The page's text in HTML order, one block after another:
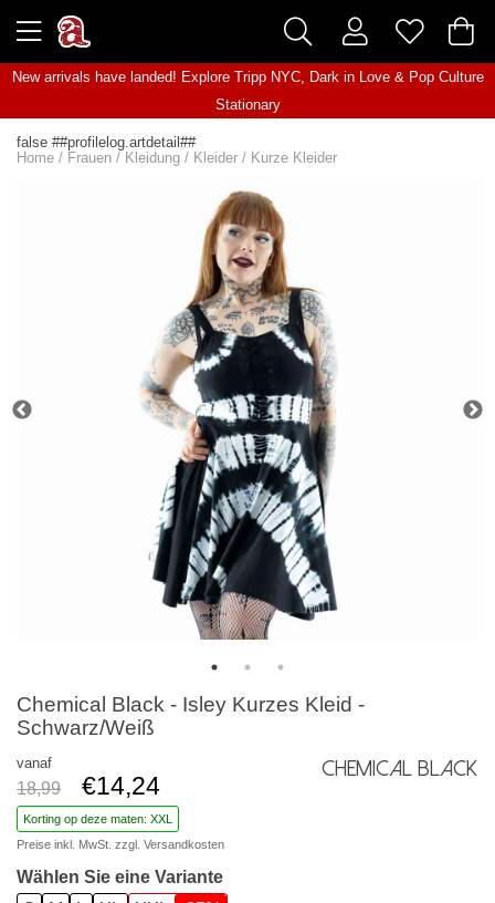
New arrivals have landed! Explore Tripp NYC, Dark in Love& Pop Culture
Stationary
false ##profilelog.artdetail##
Home / Frauen / Kleidung / Kleider / Kurze Kleider
Chemical Black - Isley Kurzes Kleid -
Schwarz/Weiß
vanaf
18,99 €14,24
Korting op deze maten: XXL
Preise inkl. MwSt. zzgl. Versandkosten
Chemical Black
Wählen Sie eine Variante